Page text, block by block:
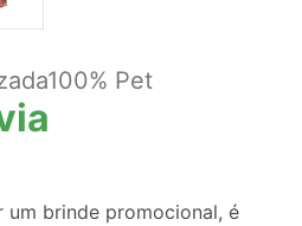
Pet
um brinde promocional, é